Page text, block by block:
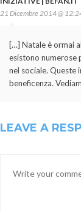
21 Dicembre 2014 @
[…] Natale è ormai
esistono numerose
nel sociale. Queste
beneficenza.
LEAVE A